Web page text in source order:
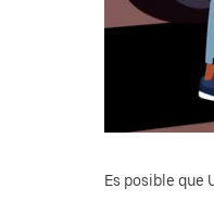
Es posible que